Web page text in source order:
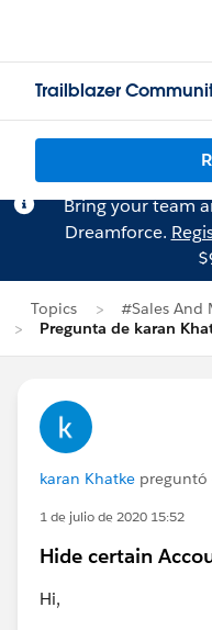
Trailblazer
Bring your team
Dreamforce.
Topics
#Sales And
Pregunta de karan
karan Khatke preguntó
1 de julio de 2020 15:52
Hide certain
Hi,